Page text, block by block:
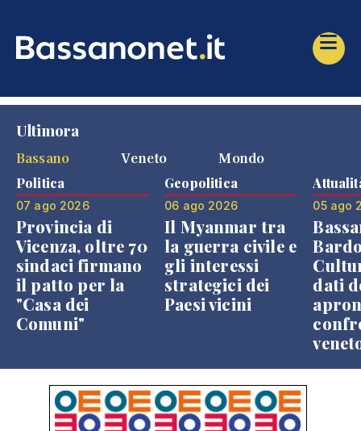
Ultimora
Bassano
Veneto Mondo
Politica
07 ago 2026
Provincia di
Vicenza, oltre 70
sindaci firmano
il patto per la
"Casa dei
Comuni"
Geopolitica
06 ago 2026
Il Myanmar tra
la guerra civile e
gli interessi
strategici dei
Paesi vicini
05 ago
dati